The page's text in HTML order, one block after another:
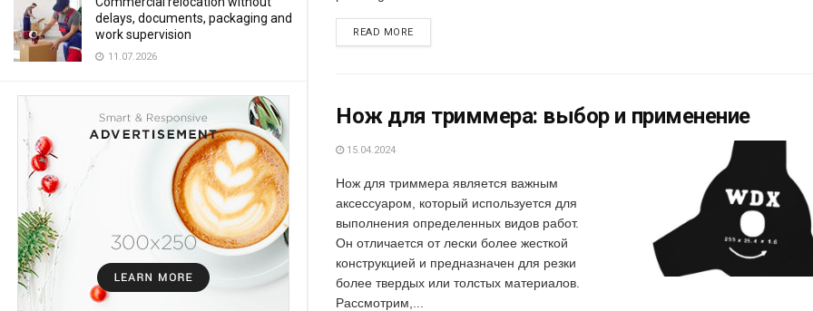
delays, documents, packaging and
work supervision
11.07.2026
READ MORE
Нож для триммера: выбор и применение
15.04.2024
Нож для триммера является важным
аксессуаром, который используется для
выполнения определенных видов работ.
Он отличается от лески более жесткой
конструкцией и предназначен для резки
более твердых или толстых материалов.
Рассмотрим,...